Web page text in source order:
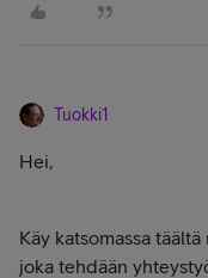
Tuokki1
Hei,
Käy katsomassa
joka tehdään